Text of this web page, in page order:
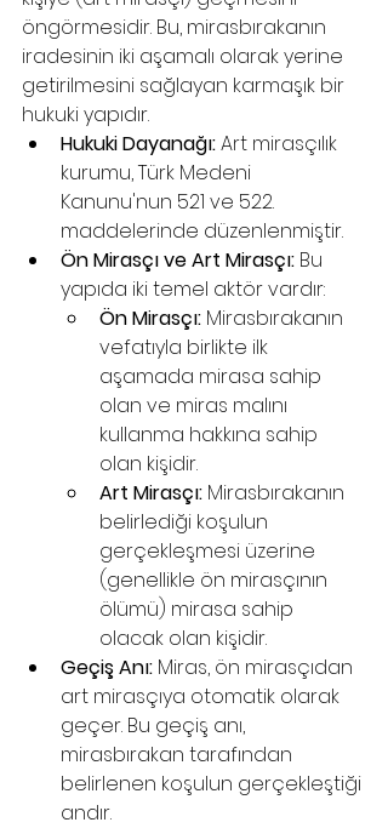
öngörmesidir. Bu, mirasbırakanın
iradesinin iki aşamalı olarak yerine
getirilmesini sağlayan karmaşık bir
hukuki yapıdır.
Hukuki Dayanağı: Art mirasçılık
kurumu, Türk Medeni
Kanunu'nun 521 ve 522.
maddelerinde düzenlenmiştir.
Ön Mirasçı ve Art Mirasçı: Bu
yapıda iki temel aktör vardır:
Ön Mirasçı: Mirasbırakanın
vefatıyla birlikte ilk
aşamada mirasa sahip
olan ve miras malını
kullanma hakkına sahip
olan kişidir.
Art Mirasçı: Mirasbırakanın
belirlediği koşulun
gerçekleşmesi üzerine
(genellikle ön mirasçının
ölümü) mirasa sahip
olacak olan kişidir.
Geçiş Anı: Miras, ön mirasçıdan
art mirasçıya otomatik olarak
geçer. Bu geçiş anı,
mirasbırakan tarafından
belirlenen koşulun gerçekleştiği
andır.